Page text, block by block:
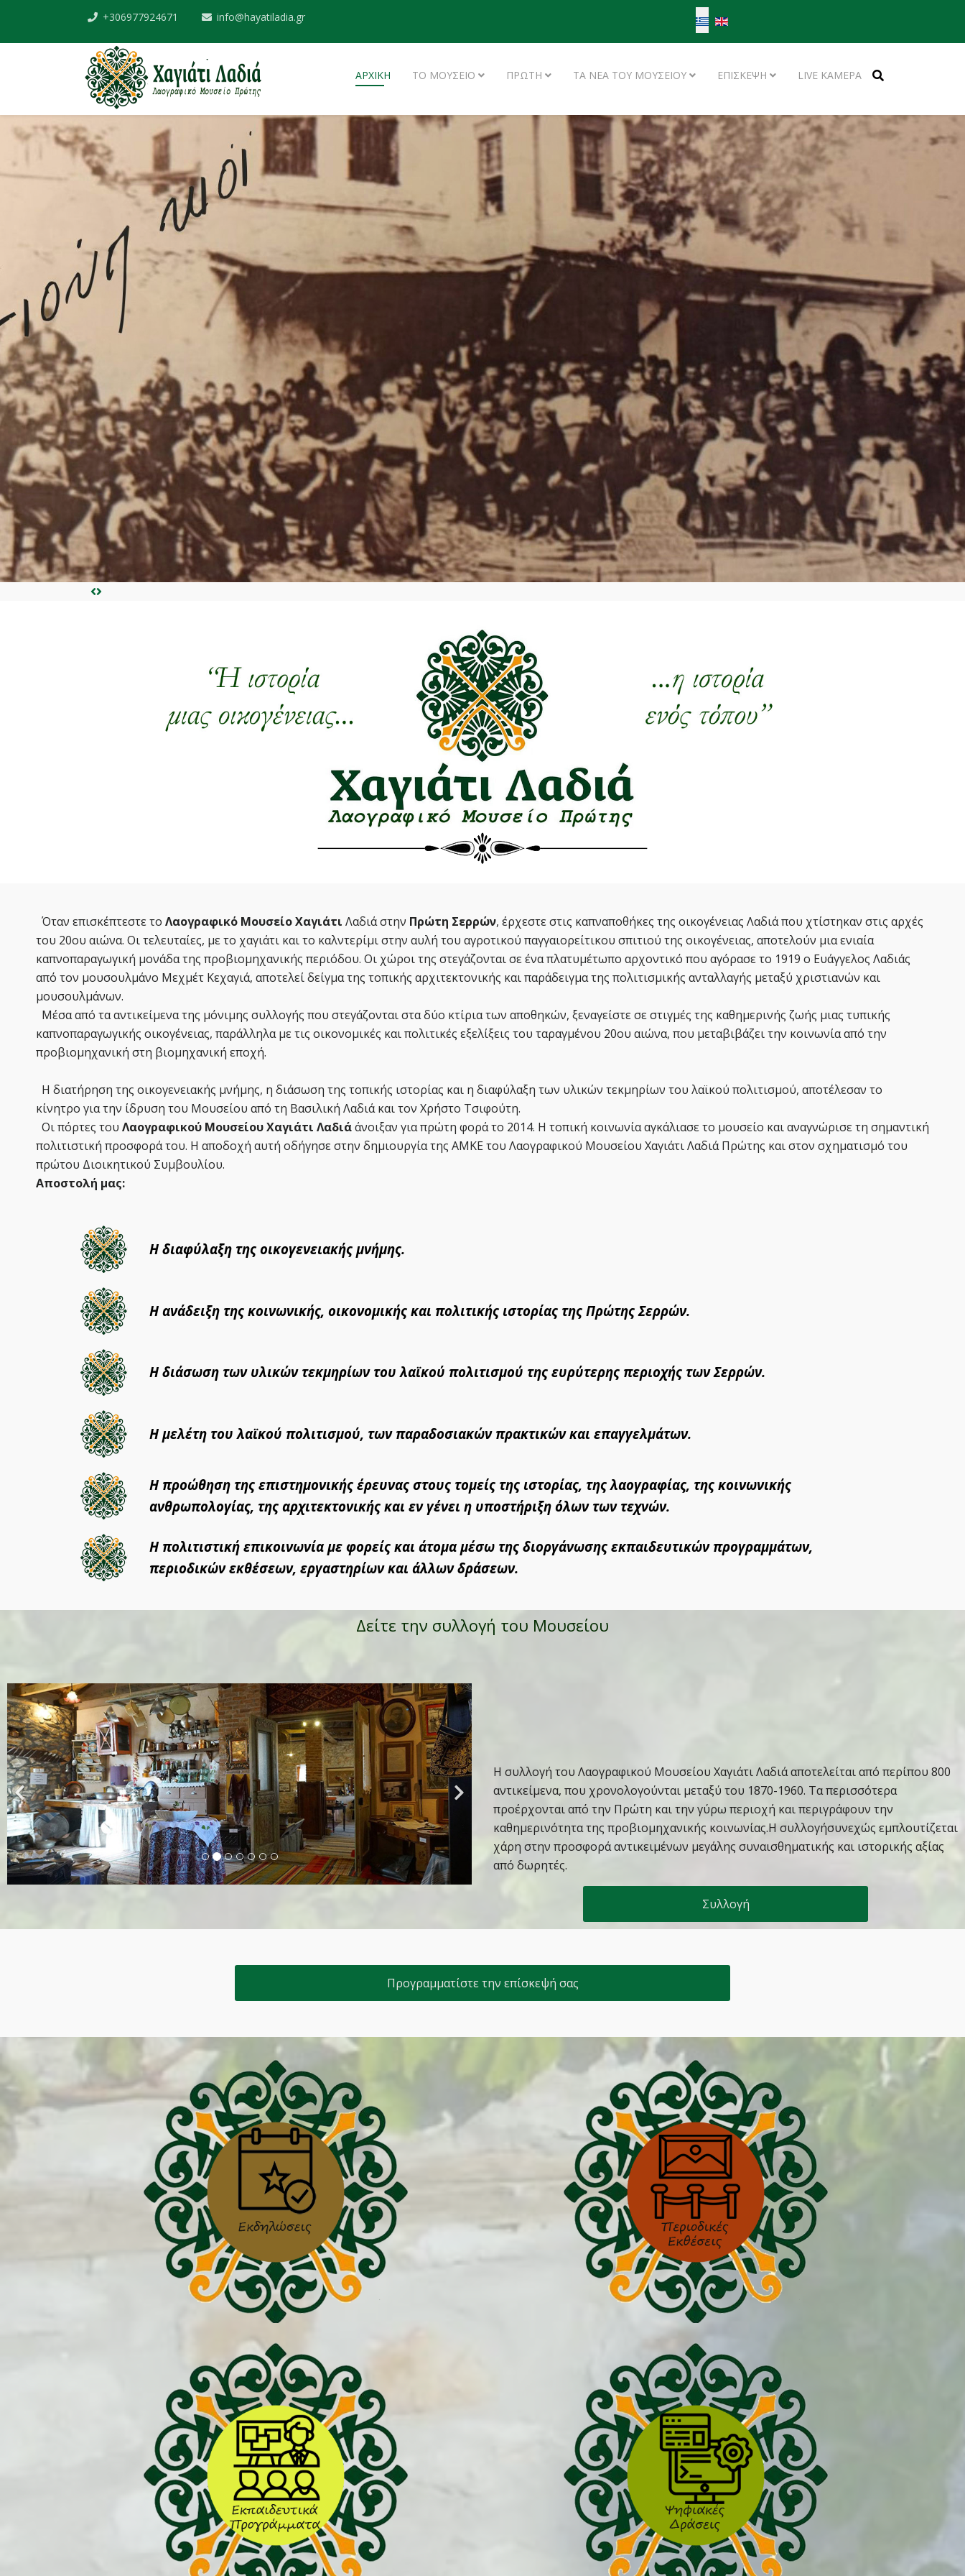
+306977924671 info@hayatiladia.gr Επιλέξτε τη γλώσσα σας
ΑΡΧΙΚΗ ΤΟ ΜΟΥΣΕΙΟ ΠΡΩΤΗ ΤΑ ΝΕΑ ΤΟΥ ΜΟΥΣΕΙΟΥ ΕΠΙΣΚΕΨΗ LIVE ΚΑΜΕΡΑ
Όταν επισκέπτεστε το Λαογραφικό Μουσείο Χαγιάτι Λαδιά στην Πρώτη Σερρών, έρχεστε στις καπναποθήκες της οικογένειας Λαδιά που χτίστηκαν στις αρχές
του 20ου αιώνα. Οι τελευταίες, με το χαγιάτι και το καλντερίμι στην αυλή του αγροτικού παγγαιορείτικου σπιτιού της οικογένειας, αποτελούν μια ενιαία
καπνοπαραγωγική μονάδα της προβιομηχανικής περιόδου. Οι χώροι της στεγάζονται σε ένα πλατυμέτωπο αρχοντικό που αγόρασε το 1919 ο Ευάγγελος Λαδιάς
από τον μουσουλμάνο Μεχμέτ Κεχαγιά, αποτελεί δείγμα της τοπικής αρχιτεκτονικής και παράδειγμα της πολιτισμικής ανταλλαγής μεταξύ χριστιανών και
μουσουλμάνων.
Μέσα από τα αντικείμενα της μόνιμης συλλογής που στεγάζονται στα δύο κτίρια των αποθηκών, ξεναγείστε σε στιγμές της καθημερινής ζωής μιας τυπικής
καπνοπαραγωγικής οικογένειας, παράλληλα με τις οικονομικές και πολιτικές εξελίξεις του ταραγμένου 20ου αιώνα, που μεταβιβάζει την κοινωνία από την
προβιομηχανική στη βιομηχανική εποχή.
Η διατήρηση της οικογενειακής μνήμης, η διάσωση της τοπικής ιστορίας και η διαφύλαξη των υλικών τεκμηρίων του λαϊκού πολιτισμού, αποτέλεσαν το
κίνητρο για την ίδρυση του Μουσείου από τη Βασιλική Λαδιά και τον Χρήστο Τσιφούτη.
Οι πόρτες του Λαογραφικού Μουσείου Χαγιάτι Λαδιάάνοιξαν για πρώτη φορά το 2014. Η τοπική κοινωνία αγκάλιασε το μουσείο και αναγνώρισε τη σημαντική
πολιτιστική προσφορά του. Η αποδοχή αυτή οδήγησε στην δημιουργία της ΑΜΚΕ του Λαογραφικού Μουσείου Χαγιάτι Λαδιά Πρώτης και στον σχηματισμό του
πρώτου Διοικητικού Συμβουλίου.
Αποστολή μας:
Η διαφύλαξη της οικογενειακής μνήμης.
Η ανάδειξη της κοινωνικής, οικονομικής και πολιτικής ιστορίας της Πρώτης Σερρών.
Η διάσωση των υλικών τεκμηρίων του λαϊκού πολιτισμού της ευρύτερης περιοχής των Σερρών.
Η μελέτη του λαϊκού πολιτισμού, των παραδοσιακών πρακτικών και επαγγελμάτων.
Η προώθηση της επιστημονικής έρευνας στους τομείς της ιστορίας, της λαογραφίας, της κοινωνικής
ανθρωπολογίας, της αρχιτεκτονικής και εν γένει η υποστήριξη όλων των τεχνών.
Η πολιτιστική επικοινωνία με φορείς και άτομα μέσω της διοργάνωσης εκπαιδευτικών προγραμμάτων,
περιοδικών εκθέσεων, εργαστηρίων και άλλων δράσεων.
Δείτε την συλλογή του Μουσείου
Η συλλογή του Λαογραφικού Μουσείου Χαγιάτι Λαδιά αποτελείται από περίπου 800
αντικείμενα, που χρονολογούνται μεταξύ του 1870-1960. Τα περισσότερα
προέρχονται από την Πρώτη και την γύρω περιοχή και περιγράφουν την
καθημερινότητα της προβιομηχανικής κοινωνίας.Η συλλογήσυνεχώς εμπλουτίζεται
χάρη στην προσφορά αντικειμένων μεγάλης συναισθηματικής και ιστορικής αξίας
από δωρητές.
Συλλογή
Προγραμματίστε την επίσκεψή σας